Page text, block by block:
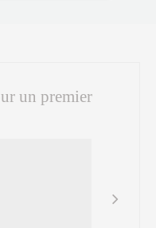
un premier